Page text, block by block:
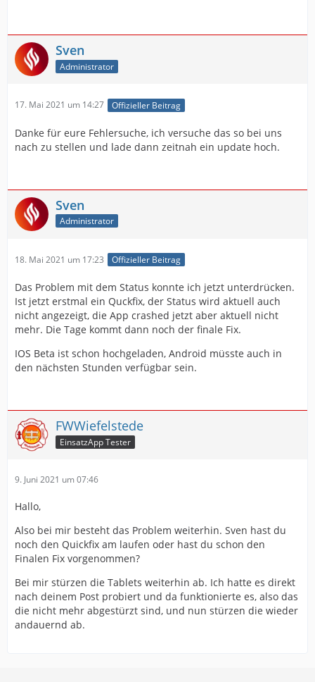
Sven
Administrator
17. Mai 2021 um 14:27 Offizieller Beitrag
Danke für eure Fehlersuche, ich versuche das so bei uns
nach zu stellen und lade dann zeitnah ein update hoch.
Sven
Administrator
18. Mai 2021 um 17:23 Offizieller Beitrag
Das Problem mit dem Status konnte ich jetzt unterdrücken.
Ist jetzt erstmal ein Quckfix, der Status wird aktuell auch
nicht angezeigt, die App crashed jetzt aber aktuell nicht
mehr. Die Tage kommt dann noch der finale Fix.
IOS Beta ist schon hochgeladen, Android müsste auch in
den nächsten Stunden verfügbar sein.
FWWiefelstede
EinsatzApp Tester
9. Juni 2021 um 07:46
Hallo,
Also bei mir besteht das Problem weiterhin. Sven hast du
noch den Quickfix am laufen oder hast du schon den
Finalen Fix vorgenommen?
Bei mir stürzen die Tablets weiterhin ab. Ich hatte es direkt
nach deinem Post probiert und da funktionierte es, also das
die nicht mehr abgestürzt sind, und nun stürzen die wieder
andauernd ab.